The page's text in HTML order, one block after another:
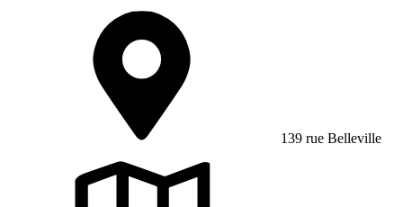
139 rue Belleville